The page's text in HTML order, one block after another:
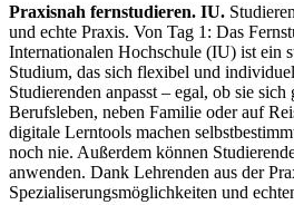
Praxisnah fernstudieren. IU.
und echte Praxis. Von Tag 1: Das
Internationalen Hochschule (IU) ist ein
Studium, das sich flexibel und
Studierenden anpasst – egal, ob sie sich
Berufsleben, neben Familie oder auf
digitale Lerntools machen
noch nie. Außerdem können
anwenden. Dank Lehrenden aus der
Spezialiserungsmöglichkeiten und